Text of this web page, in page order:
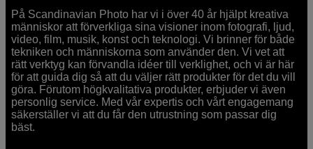
På Scandinavian Photo har vi i över 40 år hjälpt kreativa
människor att förverkliga sina visioner inom fotografi, ljud,
video, film, musik, konst och teknologi. Vi brinner för både
tekniken och människorna som använder den. Vi vet att
rätt verktyg kan förvandla idéer till verklighet, och vi är här
för att guida dig så att du väljer rätt produkter för det du vill
göra. Förutom högkvalitativa produkter, erbjuder vi även
personlig service. Med vår expertis och vårt engagemang
säkerställer vi att du får den utrustning som passar dig
bäst.